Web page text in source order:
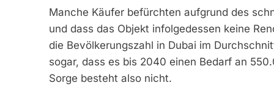
Manche Käufer befürchten aufgrund des
und dass das Objekt infolgedessen keine
die Bevölkerungszahl in Dubai im
sogar, dass es bis 2040 einen Bedarf an
Sorge besteht also nicht.